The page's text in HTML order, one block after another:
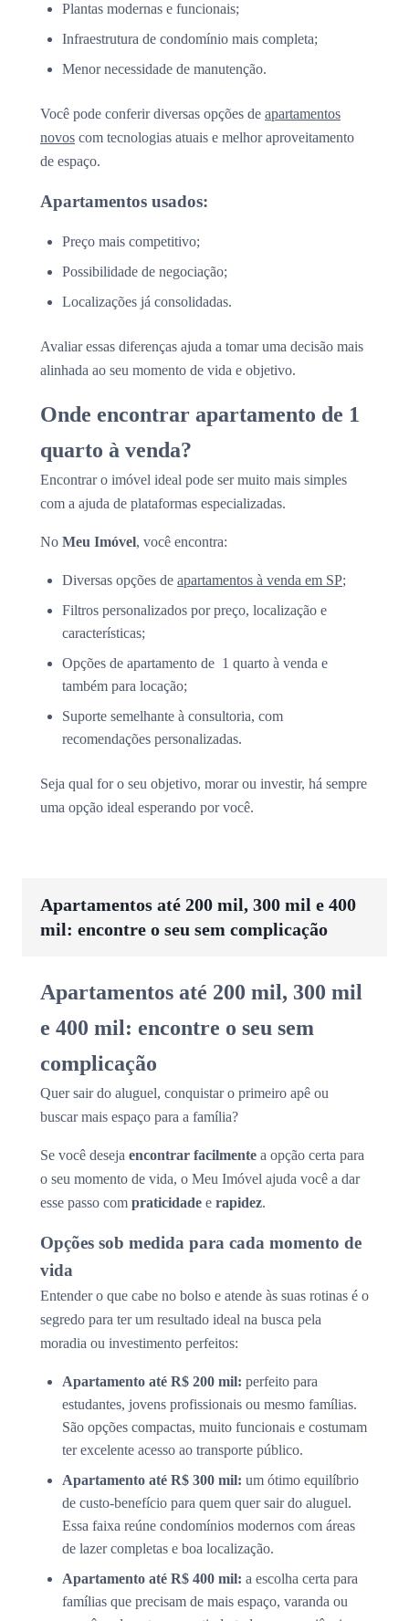
Plantas modernas e funcionais;
Infraestrutura de condomínio mais completa;
Menor necessidade de manutenção.
Você pode conferir diversas opções de apartamentos
novos com tecnologias atuais e melhor aproveitamento
de espaço.
Apartamentos usados:
Preço mais competitivo;
Possibilidade de negociação;
Localizações já consolidadas.
Avaliar essas diferenças ajuda a tomar uma decisão mais
alinhada ao seu momento de vida e objetivo.
Onde encontrar apartamento de 1
quarto à venda?
Encontrar o imóvel ideal pode ser muito mais simples
com a ajuda de plataformas especializadas.
No Meu Imóvel, você encontra:
Diversas opções de apartamentos à venda em SP;
Filtros personalizados por preço, localização e
características;
Opções de apartamento de 1 quarto à venda e
também para locação;
Suporte semelhante à consultoria, com
recomendações personalizadas.
Seja qual for o seu objetivo, morar ou investir, há sempre
uma opção ideal esperando por você.
Apartamentos até 200 mil, 300 mil e 400
mil: encontre o seu sem complicação
Apartamentos até 200 mil, 300 mil
e 400 mil: encontre o seu sem
complicação
Quer sair do aluguel, conquistar o primeiro apê ou
buscar mais espaço para a família?
Se você deseja encontrar facilmente a opção certa para
o seu momento de vida, o Meu Imóvel ajuda você a dar
esse passo com praticidade e rapidez.
Opções sob medida para cada momento de
vida
Entender o que cabe no bolso e atende às suas rotinas é o
segredo para ter um resultado ideal na busca pela
moradia ou investimento perfeitos:
Apartamento até R$ 200 mil: perfeito para
estudantes, jovens profissionais ou mesmo famílias.
São opções compactas, muito funcionais e costumam
ter excelente acesso ao transporte público.
Apartamento até R$ 300 mil: um ótimo equilíbrio
de custo-benefício para quem quer sair do aluguel.
Essa faixa reúne condomínios modernos com áreas
de lazer completas e boa localização.
Apartamento até R$ 400 mil: a escolha certa para
famílias que precisam de mais espaço, varanda ou